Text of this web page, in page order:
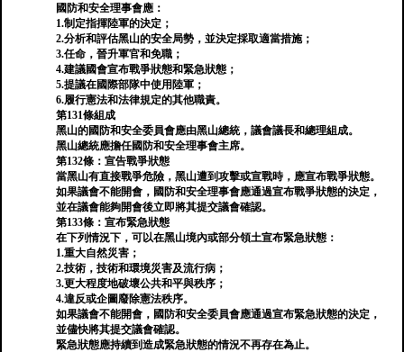
國防和安全理事會應：
1.制定指揮陸軍的決定；
2.分析和評估黑山的安全局勢，並決定採取適當措施；
3.任命，晉升軍官和免職；
4.建議國會宣布戰爭狀態和緊急狀態；
5.提議在國際部隊中使用陸軍；
6.履行憲法和法律規定的其他職責。
第131條組成
黑山的國防和安全委員會應由黑山總統，議會議長和總理組成。
黑山總統應擔任國防和安全理事會主席。
第132條：宣告戰爭狀態
當黑山有直接戰爭危險，黑山遭到攻擊或宣戰時，應宣布戰爭狀態。
如果議會不能開會，國防和安全理事會應通過宣布戰爭狀態的決定，
並在議會能夠開會後立即將其提交議會確認。
第133條：宣布緊急狀態
在下列情況下，可以在黑山境內或部分領土宣布緊急狀態：
1.重大自然災害；
2.技術，技術和環境災害及流行病；
3.更大程度地破壞公共和平與秩序；
4.違反或企圖廢除憲法秩序。
如果議會不能開會，國防和安全委員會應通過宣布緊急狀態的決定，
並儘快將其提交議會確認。
緊急狀態應持續到造成緊急狀態的情況不再存在為止。